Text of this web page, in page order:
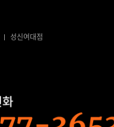
성신여대점